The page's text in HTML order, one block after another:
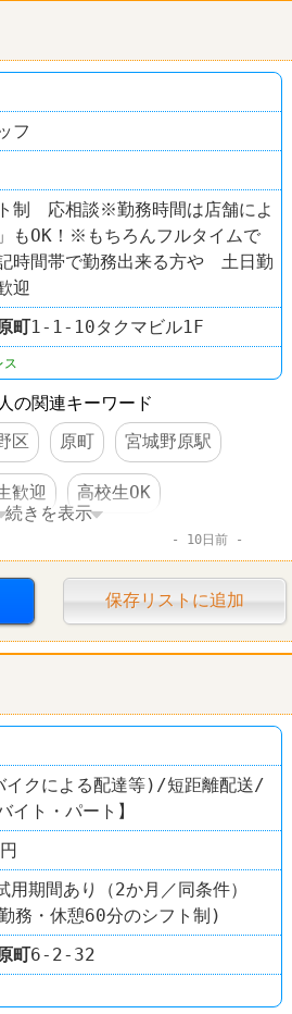
フ
制 応相談※勤務時間は店舗によ
もOK！※もちろんフルタイムで
時間帯で勤務出来る方や 土日勤
迎
町1-1-10タクマビル1F
ス
の関連キーワード
区 原町 宮城野原駅
歓迎 高校生OK
社員割引あり
通勤可 すし 銀のさら
続きを表示
10日前
保存リストに追加
イクによる配達等)/短距離配送/
イト・パート】
期間あり（2か月／同条件）
・休憩60分のシフト制)
町6-2-32